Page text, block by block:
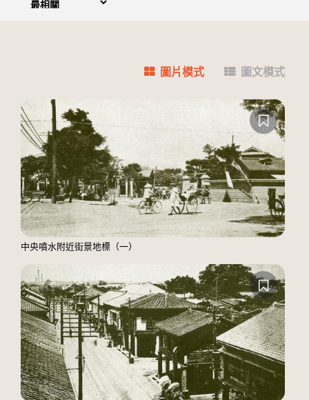
圖片模式 圖文模式
中央噴水附近街景地標（一）